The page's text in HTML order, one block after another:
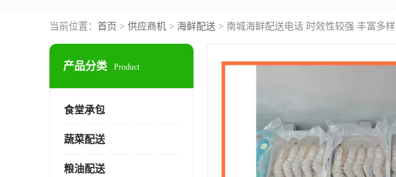
当前位置： 首页 > 供应商机 > 海鲜配送 > 南城海鲜配送电话 时效性较强 丰富多样
产品分类 Product
食堂承包
蔬菜配送
粮油配送